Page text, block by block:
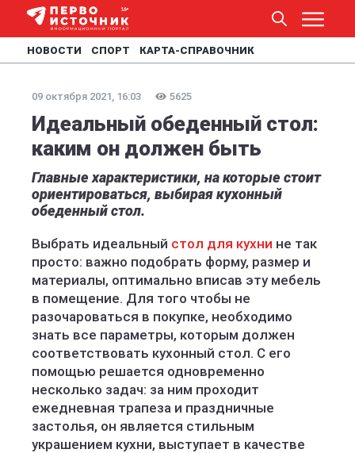
НОВОСТИ СПОРТ КАРТА-СПРАВОЧНИК
09 октября 2021, 16:03 5625
Идеальный обеденный стол:
каким он должен быть
Главные характеристики, на которые стоит
ориентироваться, выбирая кухонный
обеденный стол.
Выбрать идеальный стол для кухни не так
просто: важно подобрать форму, размер и
материалы, оптимально вписав эту мебель
в помещение. Для того чтобы не
разочароваться в покупке, необходимо
знать все параметры, которым должен
соответствовать кухонный стол. С его
помощью решается одновременно
несколько задач: за ним проходит
ежедневная трапеза и праздничные
застолья, он является стильным
украшением кухни, выступает в качестве